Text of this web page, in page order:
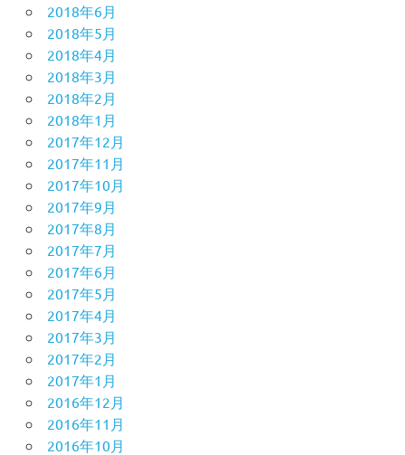
2018年6月
2018年5月
2018年4月
2018年3月
2018年2月
2018年1月
2017年12月
2017年11月
2017年10月
2017年9月
2017年8月
2017年7月
2017年6月
2017年5月
2017年4月
2017年3月
2017年2月
2017年1月
2016年12月
2016年11月
2016年10月